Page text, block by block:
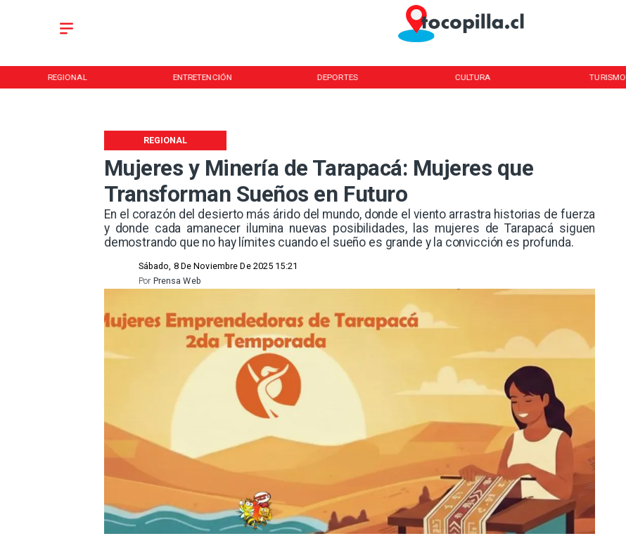
REGIONAL ENTRETENCIÓN DEPORTES CULTURA TURISMO
Mujeres y Minería de Tarapacá: Mujeres que
Transforman Sueños en Futuro
​En el corazón del desierto más árido del mundo, donde el viento arrastra historias de fuerza
y donde cada amanecer ilumina nuevas posibilidades, las mujeres de Tarapacá siguen
demostrando que no hay límites cuando el sueño es grande y la convicción es profunda.
REGIONAL
Sábado, 8 De Noviembre De 2025 15:21
Prensa Web
Por